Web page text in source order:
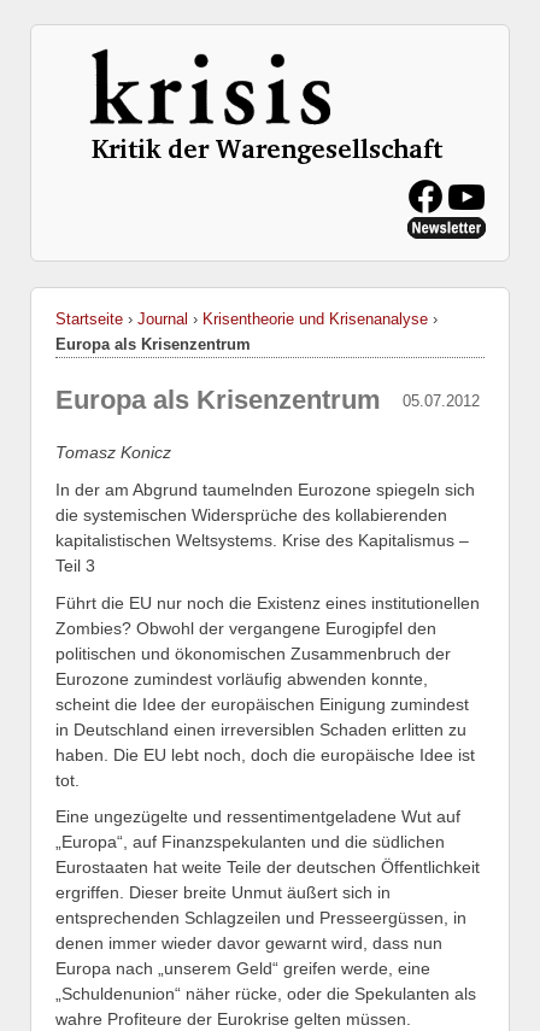
Startseite › Journal › Krisentheorie und Krisenanalyse ›
Europa als Krisenzentrum
05.07.2012
Europa als Krisenzentrum
Tomasz Konicz
In der am Abgrund taumelnden Eurozone spiegeln sich
die systemischen Widersprüche des kollabierenden
kapitalistischen Weltsystems. Krise des Kapitalismus –
Teil 3
Führt die EU nur noch die Existenz eines institutionellen
Zombies? Obwohl der vergangene Eurogipfel den
politischen und ökonomischen Zusammenbruch der
Eurozone zumindest vorläufig abwenden konnte,
scheint die Idee der europäischen Einigung zumindest
in Deutschland einen irreversiblen Schaden erlitten zu
haben. Die EU lebt noch, doch die europäische Idee ist
tot.
Eine ungezügelte und ressentimentgeladene Wut auf
„Europa“, auf Finanzspekulanten und die südlichen
Eurostaaten hat weite Teile der deutschen Öffentlichkeit
ergriffen. Dieser breite Unmut äußert sich in
entsprechenden Schlagzeilen und Presseergüssen, in
denen immer wieder davor gewarnt wird, dass nun
Europa nach „unserem Geld“ greifen werde, eine
„Schuldenunion“ näher rücke, oder die Spekulanten als
wahre Profiteure der Eurokrise gelten müssen.